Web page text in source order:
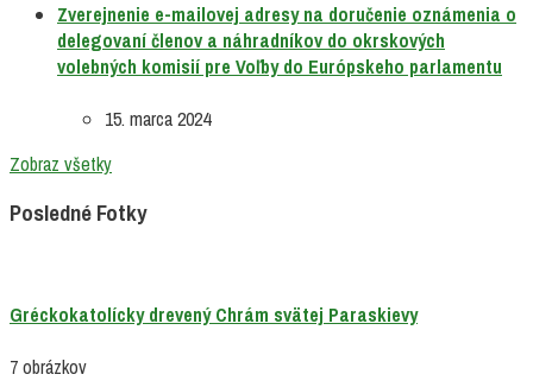
Zverejnenie e-mailovej adresy na doručenie oznámenia o
delegovaní členov a náhradníkov do okrskových
volebných komisií pre Voľby do Európskeho parlamentu
15. marca 2024
Zobraz všetky
Posledné Fotky
Gréckokatolícky drevený Chrám svätej Paraskievy
7 obrázkov